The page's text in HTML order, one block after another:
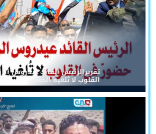
تقريرالرئيس القائد عيدروس
القلوب لا تُلغيه الحملات